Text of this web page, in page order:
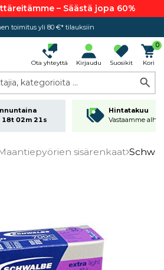
– Säästä jopa 60%
Ota yhteyttä Kirjaudu Suosikit
0
Kori
kategorioita ...
18t 02m 21s
Hintatakuu
Vastaamme
sisärenkaat